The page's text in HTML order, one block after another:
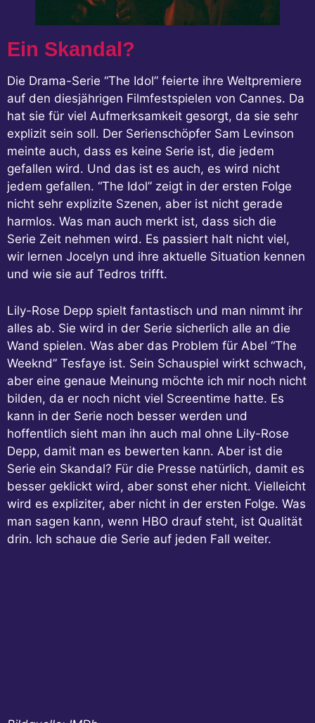
Ein Skandal?
Die Drama-Serie “The Idol” feierte ihre Weltpremiere
auf den diesjährigen Filmfestspielen von Cannes. Da
hat sie für viel Aufmerksamkeit gesorgt, da sie sehr
explizit sein soll. Der Serienschöpfer Sam Levinson
meinte auch, dass es keine Serie ist, die jedem
gefallen wird. Und das ist es auch, es wird nicht
jedem gefallen. “The Idol” zeigt in der ersten Folge
nicht sehr explizite Szenen, aber ist nicht gerade
harmlos. Was man auch merkt ist, dass sich die
Serie Zeit nehmen wird. Es passiert halt nicht viel,
wir lernen Jocelyn und ihre aktuelle Situation kennen
und wie sie auf Tedros trifft.
Lily-Rose Depp spielt fantastisch und man nimmt ihr
alles ab. Sie wird in der Serie sicherlich alle an die
Wand spielen. Was aber das Problem für Abel “The
Weeknd” Tesfaye ist. Sein Schauspiel wirkt schwach,
aber eine genaue Meinung möchte ich mir noch nicht
bilden, da er noch nicht viel Screentime hatte. Es
kann in der Serie noch besser werden und
hoffentlich sieht man ihn auch mal ohne Lily-Rose
Depp, damit man es bewerten kann. Aber ist die
Serie ein Skandal? Für die Presse natürlich, damit es
besser geklickt wird, aber sonst eher nicht. Vielleicht
wird es expliziter, aber nicht in der ersten Folge. Was
man sagen kann, wenn HBO drauf steht, ist Qualität
drin. Ich schaue die Serie auf jeden Fall weiter.